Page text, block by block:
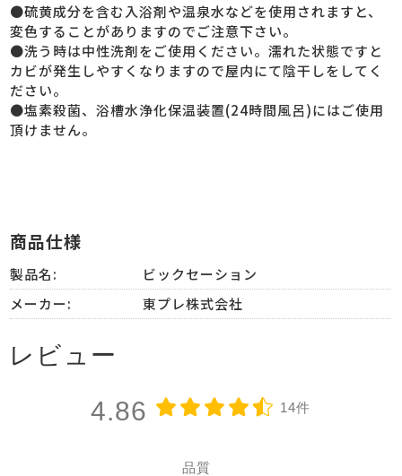
●硫黄成分を含む入浴剤や温泉水などを使用されますと、
変色することがありますのでご注意下さい。
●洗う時は中性洗剤をご使用ください。濡れた状態ですと
カビが発生しやすくなりますので屋内にて陰干しをしてく
ださい。
●塩素殺菌、浴槽水浄化保温装置(24時間風呂)にはご使用
頂けません。
商品仕様
製品名:
ビックセーション
メーカー:
東プレ株式会社
レビュー
4.86 14件
品質